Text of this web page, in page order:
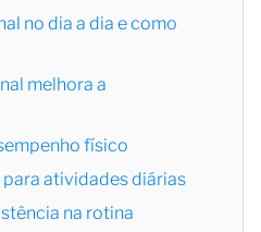
no dia a dia e como
melhora a
físico
atividades diárias
na rotina